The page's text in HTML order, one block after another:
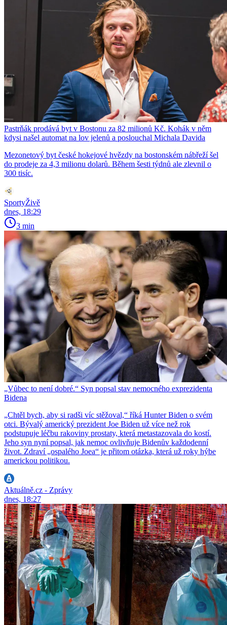
Pastrňák prodává byt v Bostonu za 82 milionů Kč. Kohák v něm
kdysi našel automat na lov jelenů a poslouchal Michala Davida
Mezonetový byt české hokejové hvězdy na bostonském nábřeží šel
do prodeje za 4,3 milionu dolarů. Během šesti týdnů ale zlevnil o
300 tisíc.
SportyŽivě
dnes, 18:29
3 min
„Vůbec to není dobré.“ Syn popsal stav nemocného exprezidenta
Bidena
„Chtěl bych, aby si radši víc stěžoval,“ říká Hunter Biden o svém
otci. Bývalý americký prezident Joe Biden už více než rok
podstupuje léčbu rakoviny prostaty, která metastazovala do kostí.
Jeho syn nyní popsal, jak nemoc ovlivňuje Bidenův každodenní
život. Zdraví „ospalého Joea“ je přitom otázka, která už roky hýbe
americkou politikou.
Aktuálně.cz - Zprávy
dnes, 18:27